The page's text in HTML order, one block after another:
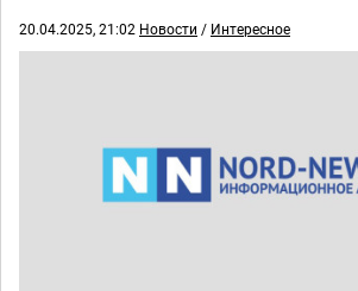
20.04.2025, 21:02 Новости / Интересное